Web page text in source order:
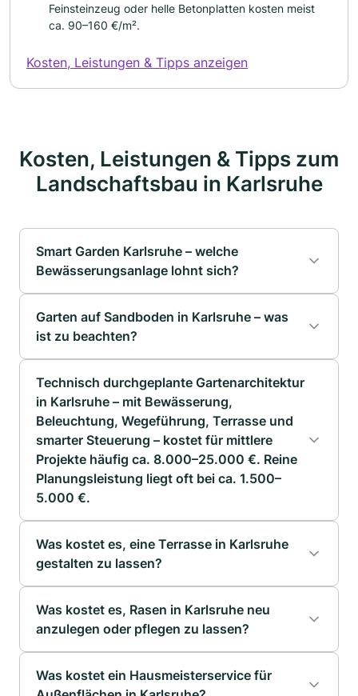
Feinsteinzeug oder helle Betonplatten kosten meist
ca. 90–160 €/m².
Kosten, Leistungen & Tipps anzeigen
Kosten, Leistungen & Tipps zum
Landschaftsbau in Karlsruhe
Smart Garden Karlsruhe – welche
Bewässerungsanlage lohnt sich?
Systemtyp Preisorientierung
Einfaches
Tropfsystem
ca. 300–800 €
Versenkregner-
System (Rasen)
App)
ca. 2.000–5.000
€
Bodenfeuchtesensor
+ Steuerung
ca. 500–1.500 €
Zusatz
Garten auf Sandboden in Karlsruhe – was
ist zu beachten?
Rasen
im Boden
Gelbe,
Rasenfläche
Nährstoffauswaschung
Technisch durchgeplante Gartenarchitektur
in Karlsruhe – mit Bewässerung,
Beleuchtung, Wegeführung, Terrasse und
smarter Steuerung – kostet für mittlere
Projekte häufig ca. 8.000–25.000 €. Reine
Planungsleistung liegt oft bei ca. 1.500–
5.000 €.
Leistung Preisorientierung
ca. 1.500–5.000 €
ca. 1.500–5.000 €
Was kostet es, eine Terrasse in Karlsruhe
gestalten zu lassen?
Material Stil
Was kostet es, Rasen in Karlsruhe neu
anzulegen oder pflegen zu lassen?
Was kostet ein Hausmeisterservice für